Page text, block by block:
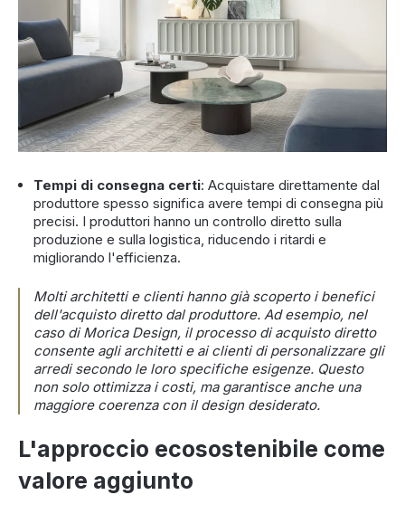
Tempi di consegna certi: Acquistare direttamente dal
produttore spesso significa avere tempi di consegna più
precisi. I produttori hanno un controllo diretto sulla
produzione e sulla logistica, riducendo i ritardi e
migliorando l'efficienza.
Molti architetti e clienti hanno già scoperto i benefici
dell'acquisto diretto dal produttore. Ad esempio, nel
caso di Morica Design, il processo di acquisto diretto
consente agli architetti e ai clienti di personalizzare gli
arredi secondo le loro specifiche esigenze. Questo
non solo ottimizza i costi, ma garantisce anche una
maggiore coerenza con il design desiderato.
L'approccio ecosostenibile come
valore aggiunto